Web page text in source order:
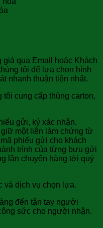
giá qua Email hoặc Khách
tôi để lựa chọn hình
nhanh thuận tiện nhất.
cung cấp thùng carton,
gửi, ký xác nhận.
một liên làm chứng từ
phiếu gửi cho khách
trình của từng bưu gửi
lần chuyển hàng tới quý
và dịch vụ chọn lựa.
đến tận tay người
sức cho người nhận.